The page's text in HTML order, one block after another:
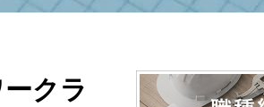
クラ